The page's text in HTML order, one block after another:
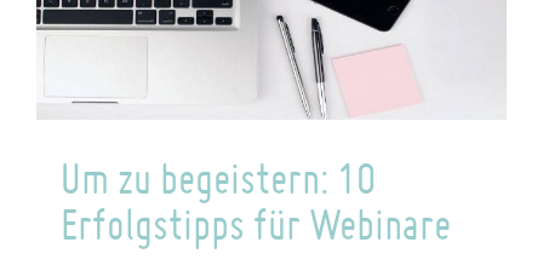
Um zu begeistern: 10
Erfolgstipps für Webinare